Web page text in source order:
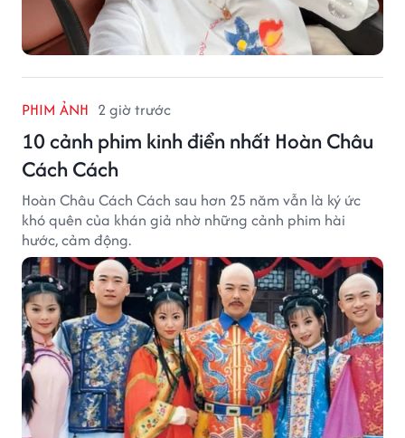
PHIM ẢNH 2 giờ trước
10 cảnh phim kinh điển nhất Hoàn Châu
Cách Cách
Hoàn Châu Cách Cách sau hơn 25 năm vẫn là ký ức
khó quên của khán giả nhờ những cảnh phim hài
hước, cảm động.